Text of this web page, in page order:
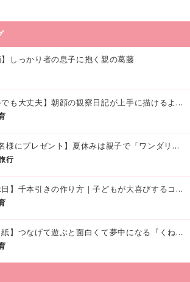
】しっかり者の息子に抱く親の葛藤
【絵が苦手でも大丈夫】朝顔の観察日記が上手に描けるようになる方法｜イラスト付き
【抽選で3名様にプレゼント】夏休みは親子で「ワンダリア横浜」へ！涼しく学んで遊べる話題の没入型施設をご紹介
行
【おうち縁日】千本引きの作り方｜子どもが大喜びするコツやアイデア♪
【簡単折り紙】つなげて遊ぶと面白くて夢中になる『くねくねへびさんの作り方』